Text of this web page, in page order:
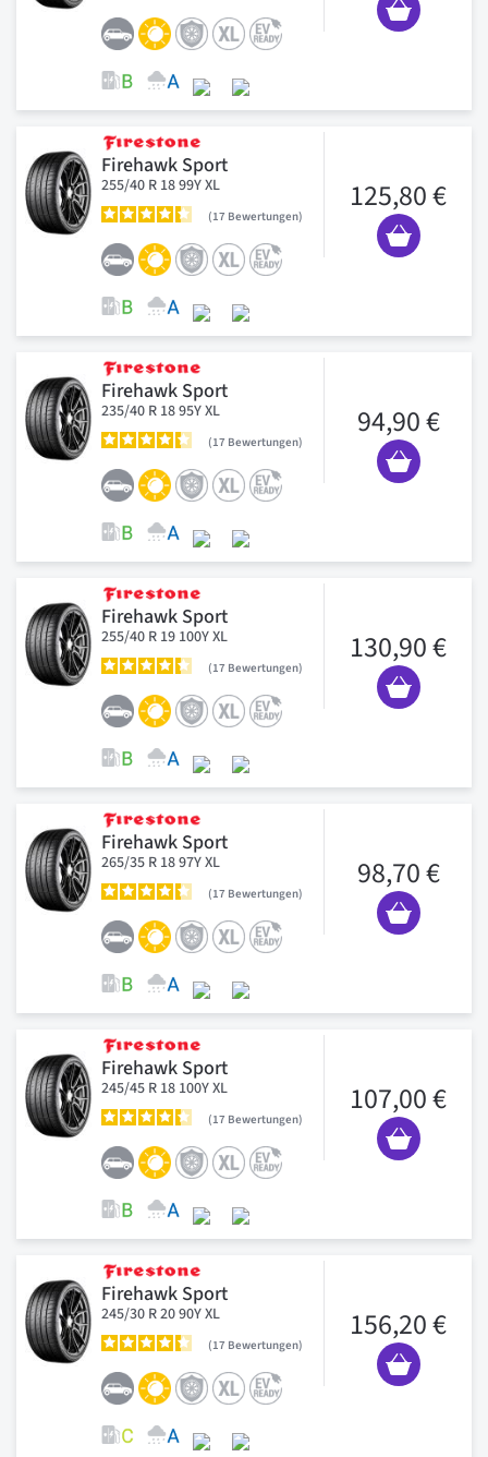
Firehawk Sport
255/40 R 18 99Y XL
17 Bewertungen
125,80 €
Firehawk Sport
235/40 R 18 95Y XL
17 Bewertungen
94,90 €
Firehawk Sport
255/40 R 19 100Y XL
17 Bewertungen
130,90 €
Firehawk Sport
265/35 R 18 97Y XL
17 Bewertungen
98,70 €
Firehawk Sport
245/45 R 18 100Y XL
17 Bewertungen
107,00 €
Firehawk Sport
245/30 R 20 90Y XL
17 Bewertungen
156,20 €